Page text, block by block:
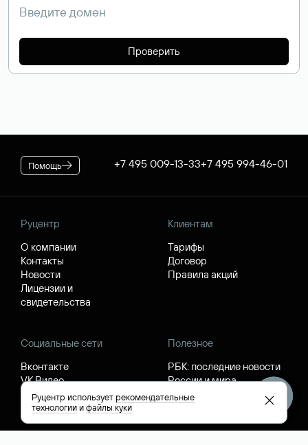
Проверить
Помощь +7 495 009-13-33+7 495 994-46-01
Руцентр
О компании
Контакты
Новости
Лицензии и
свидетельства
Клиентам
Тарифы
Договор
Правила акций
Социальные сети
Вконтакте
VK Видео
Телеграм
Max
Полезное
РБК: последние новости
России и мира
Каталог компаний РФ
РБК: котировки акций
Руцентр используетрекомендательные
технологииифайлы куки